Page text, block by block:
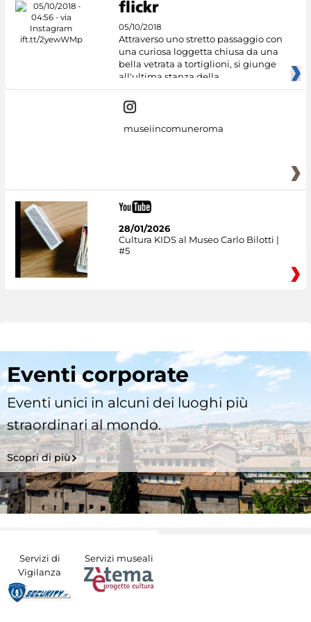
05/10/2018
Attraverso uno stretto passaggio con
una curiosa loggetta chiusa da una
bella vetrata a tortiglioni, si giunge
all'ultima stanza della
museiincomuneroma
28/01/2026
Cultura KIDS al Museo Carlo Bilotti |
#5
Eventi corporate
Eventi unici in alcuni dei luoghi più
straordinari al mondo.
Scopri di più
Servizi di
Vigilanza
Servizi museali